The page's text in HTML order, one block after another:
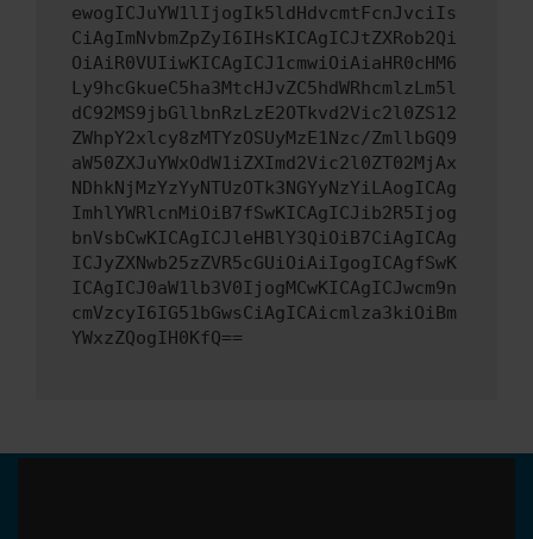
ewogICJuYW1lIjogIk5ldHdvcmtFcnJvciIs
CiAgImNvbmZpZyI6IHsKICAgICJtZXRob2Qi
OiAiR0VUIiwKICAgICJ1cmwiOiAiaHR0cHM6
Ly9hcGkueC5ha3MtcHJvZC5hdWRhcmlzLm5l
dC92MS9jbGllbnRzLzE2OTkvd2Vic2l0ZS12
ZWhpY2xlcy8zMTYzOSUyMzE1Nzc/ZmllbGQ9
aW50ZXJuYWxOdW1iZXImd2Vic2l0ZT02MjAx
NDhkNjMzYzYyNTUzOTk3NGYyNzYiLAogICAg
ImhlYWRlcnMiOiB7fSwKICAgICJib2R5Ijog
bnVsbCwKICAgICJleHBlY3QiOiB7CiAgICAg
ICJyZXNwb25zZVR5cGUiOiAiIgogICAgfSwK
ICAgICJ0aW1lb3V0IjogMCwKICAgICJwcm9n
cmVzcyI6IG51bGwsCiAgICAicmlza3kiOiBm
YWxzZQogIH0KfQ==